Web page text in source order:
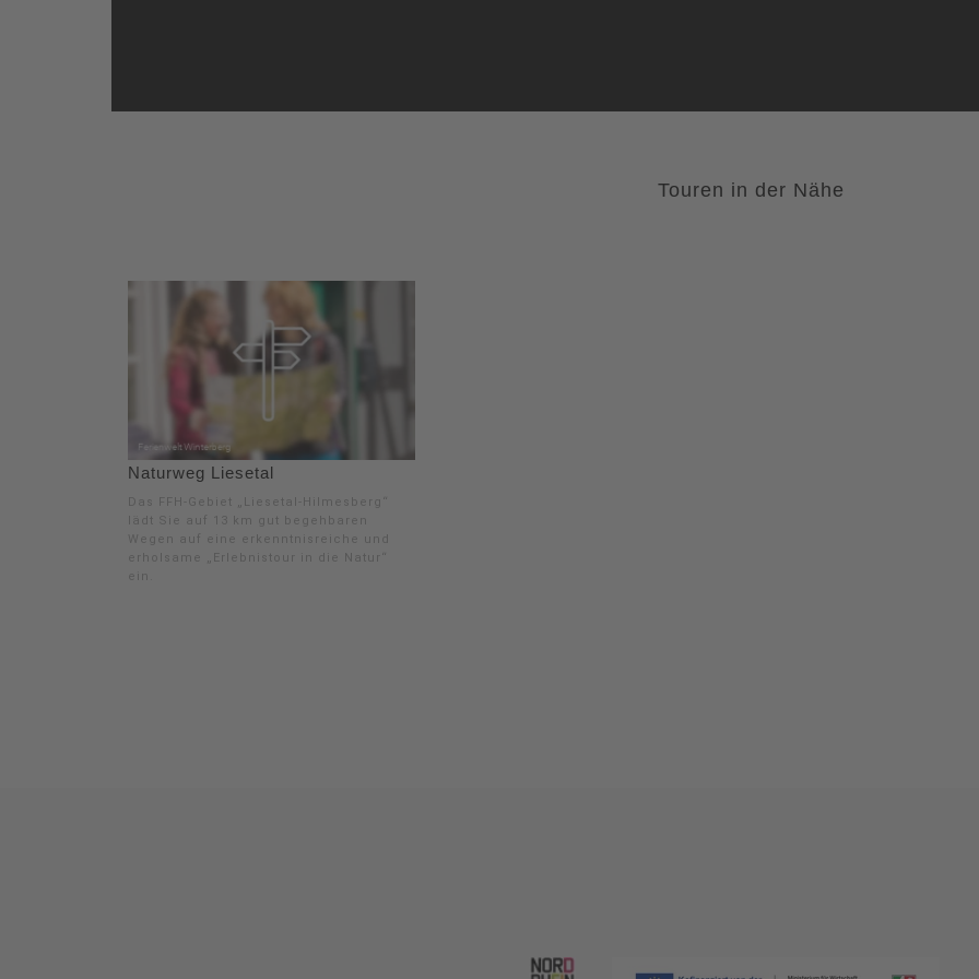
Touren in der Nähe
Naturweg Liesetal
Das FFH-Gebiet „Liesetal-Hilmesberg“
lädt Sie auf 13 km gut begehbaren
Wegen auf eine erkenntnisreiche und
erholsame „Erlebnistour in die Natur“
ein.